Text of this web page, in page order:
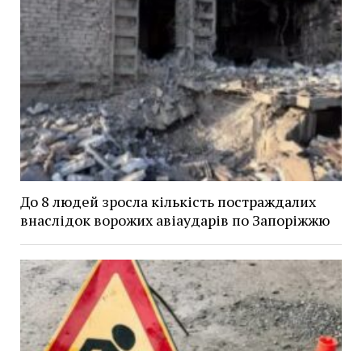
До 8 людей зросла кількість постраждалих
внаслідок ворожих авіаударів по Запоріжжю